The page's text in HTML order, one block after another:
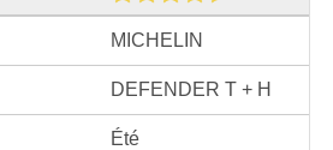
MICHELIN
DEFENDER T + H
Été